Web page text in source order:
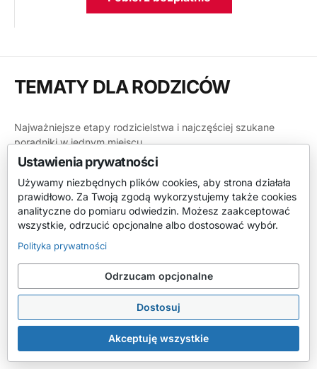
TEMATY DLA RODZICÓW
Najważniejsze etapy rodzicielstwa i najczęściej szukane
poradniki w jednym miejscu.
CIĄŻA
Zobacz wszystko
Planowanie dziecka
Problemy z płodnością
Dieta i zdrowie
Szkoła rodzenia
Ustawienia prywatności
Używamy niezbędnych plików cookies, aby strona działała
prawidłowo. Za Twoją zgodą wykorzystujemy także cookies
analityczne do pomiaru odwiedzin. Możesz zaakceptować
wszystkie, odrzucić opcjonalne albo dostosować wybór.
Polityka prywatności
Odrzucam opcjonalne
Dostosuj
Akceptuję wszystkie